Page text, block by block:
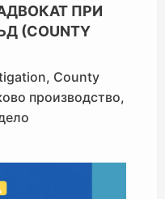
ПРИ
(COUNTY
, County
производство,